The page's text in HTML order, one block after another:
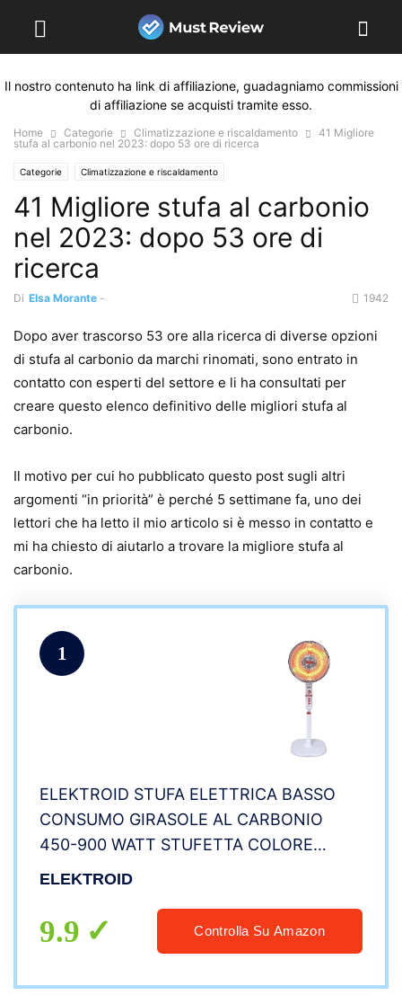
Il nostro contenuto ha link di affiliazione, guadagniamo commissioni
di affiliazione se acquisti tramite esso.
Home Categorie Climatizzazione e riscaldamento
41 Migliore
stufa al carbonio nel 2023: dopo 53 ore di ricerca
Categorie Climatizzazione e riscaldamento
41 Migliore stufa al carbonio
nel 2023: dopo 53 ore di
ricerca
Di Elsa Morante - 1942
Dopo aver trascorso 53 ore alla ricerca di diverse opzioni
di stufa al carbonio da marchi rinomati, sono entrato in
contatto con esperti del settore e li ha consultati per
creare questo elenco definitivo delle migliori stufa al
carbonio.
Il motivo per cui ho pubblicato questo post sugli altri
argomenti “in priorità” è perché 5 settimane fa, uno dei
lettori che ha letto il mio articolo si è messo in contatto e
mi ha chiesto di aiutarlo a trovare la migliore stufa al
carbonio.
1
ELEKTROID STUFA ELETTRICA BASSO
CONSUMO GIRASOLE AL CARBONIO
450-900 WATT STUFETTA COLORE
BIANCO ARANCIO
ELEKTROID
9.9 Controlla Su Amazon